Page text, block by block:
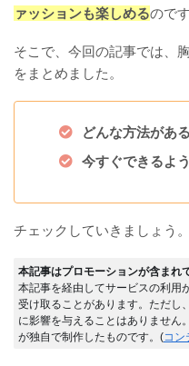
ァッションも楽しめるのです
そこで、今回の記事では、
をまとめました。
どんな方法があ
今すぐできるよ
チェックしていきましょう。
本記事はプロモーションが含まれ
本記事を経由してサービスの利用
受け取ることがあります。ただし
に影響を与えることはありません
が独自で制作したものです。(コン